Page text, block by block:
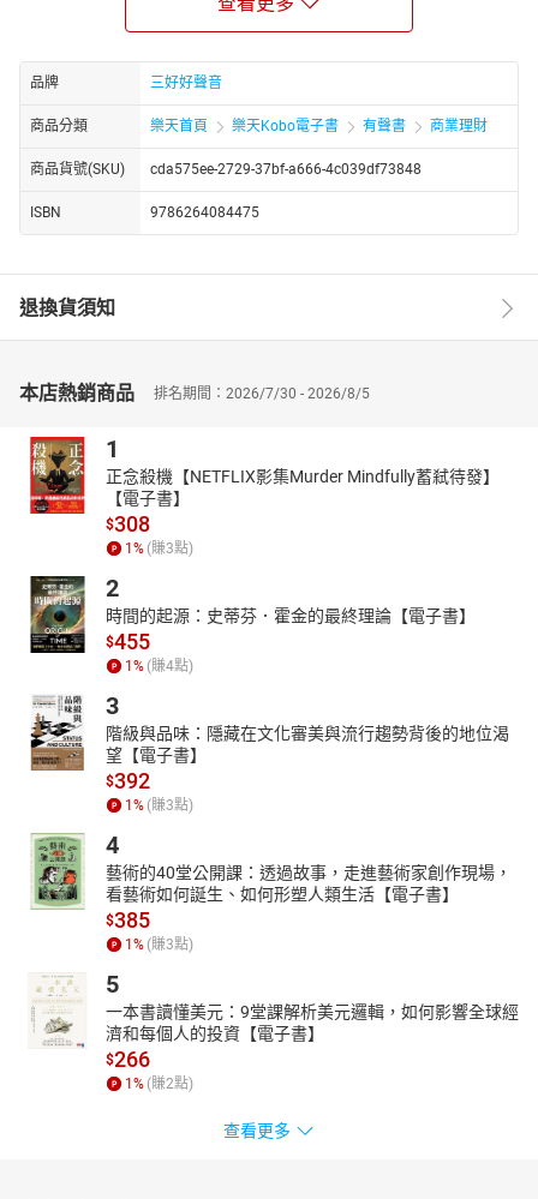
思，從說話方式、傾聽姿態到非語言訊號，帶你理解：真正讓人願
意聽的，不是技巧多高明，而是態度是否讓人感到安全。當你學會
降低對抗、創造心理空間，溝通才會開始產生影響。
【主管也會怕，只是不能說】
書中揭露許多被忽略的現實：主管並非全然強勢，他們同樣承
受壓力、焦慮與被期待的孤獨。權力背後，往往藏著對錯誤、風險
你看清行為背後的動機，讓互動不再只是對立與猜測，而是更成熟
的理解與回應。
感、回饋方式到衝突處理，說明信任如何被建立，也如何在無意間
意承認錯誤、給出清楚界線，信任才能從情緒層次，轉化為穩定而
可持續的文化。
【真正成熟的領導，從帶好自己開始】
在逆境、壓力與不確定之中，領導者最重要的任務，是穩定自
己，才能穩定團隊。本書最後回到一個核心問題：你如何面對挫
折、批評與不被理解？透過心理韌性與自我領導的視角，帶你把領
導從外在技巧，轉化為內在修練。當你不再追求完美，而是持續成
長，你自然會成為那個讓人願意跟隨的人。
〔本書特色〕
本書從心理學角度切入，揭開領導與人際互動背後的運作邏輯。領
導不是權威與命令，而是理解情緒、建立信任、影響人心的能力。
透過對溝通、防衛、焦慮、衝突與決策偏誤的解析，帶你看見主管
與團隊行為背後的心理動力。當你能讀懂人、安定情緒、在壓力中
保持清醒，就能在關係修復與自我領導中，培養真正讓人願意跟隨
品牌 三好好聲音
商品分類 樂天首頁 樂天Kobo電子書 有聲書 商業理財
商品貨號(SKU) cda575ee-2729-37bf-a666-4c039df73848
ISBN 9786264084475
退換貨須知
本店熱銷商品 排名期間：2026/7/30 - 2026/8/5
1
正念殺機【NETFLIX影集Murder Mindfully蓄弒待發】
【電子書】
$308
1 % (賺3點)
2
時間的起源：史蒂芬．霍金的最終理論【電子書】
$455
1 % (賺4點)
3
階級與品味：隱藏在文化審美與流行趨勢背後的地位渴
望【電子書】
$392
1 % (賺3點)
4
藝術的40堂公開課：透過故事，走進藝術家創作現場，
看藝術如何誕生、如何形塑人類生活【電子書】
$385
1 % (賺3點)
5
一本書讀懂美元：9堂課解析美元邏輯，如何影響全球經
濟和每個人的投資【電子書】
$266
1 % (賺2點)
查看更多